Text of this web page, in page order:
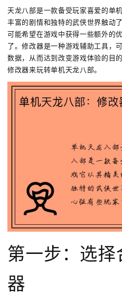
天龙八部是一款备受玩家喜爱的单
丰富的剧情和独特的武侠世界触动
可能希望在游戏中获得一些额外的
了。修改器是一种游戏辅助工具，
数据，从而达到改变游戏体验的目
修改器来玩转单机天龙八部。
第一步：选
器